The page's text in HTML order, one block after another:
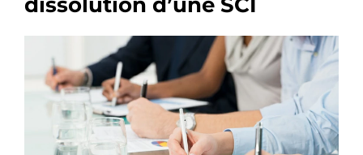
dissolution d’une SCI